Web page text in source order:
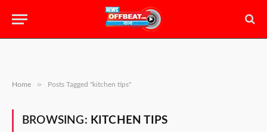
Home » Posts Tagged "kitchen tips"
BROWSING: KITCHEN TIPS